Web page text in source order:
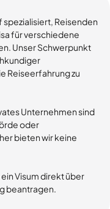
spezialisiert, Reisenden
für verschiedene
Unser Schwerpunkt
Reiseerfahrung zu
Unternehmen sind
oder
bieten wir keine
Visum direkt über
beantragen.